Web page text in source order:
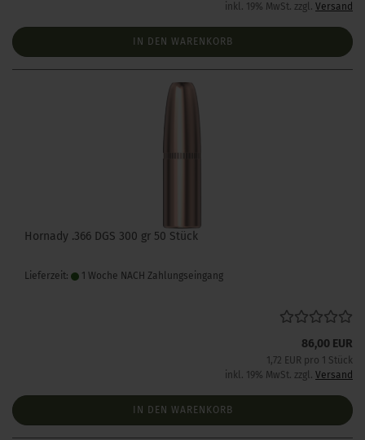
inkl. 19% MwSt. zzgl. Versand
IN DEN WARENKORB
Hornady .366 DGS 300 gr 50 Stück
Lieferzeit: 1 Woche NACH Zahlungseingang
86,00 EUR
1,72 EUR pro 1 Stück
inkl. 19% MwSt. zzgl. Versand
IN DEN WARENKORB